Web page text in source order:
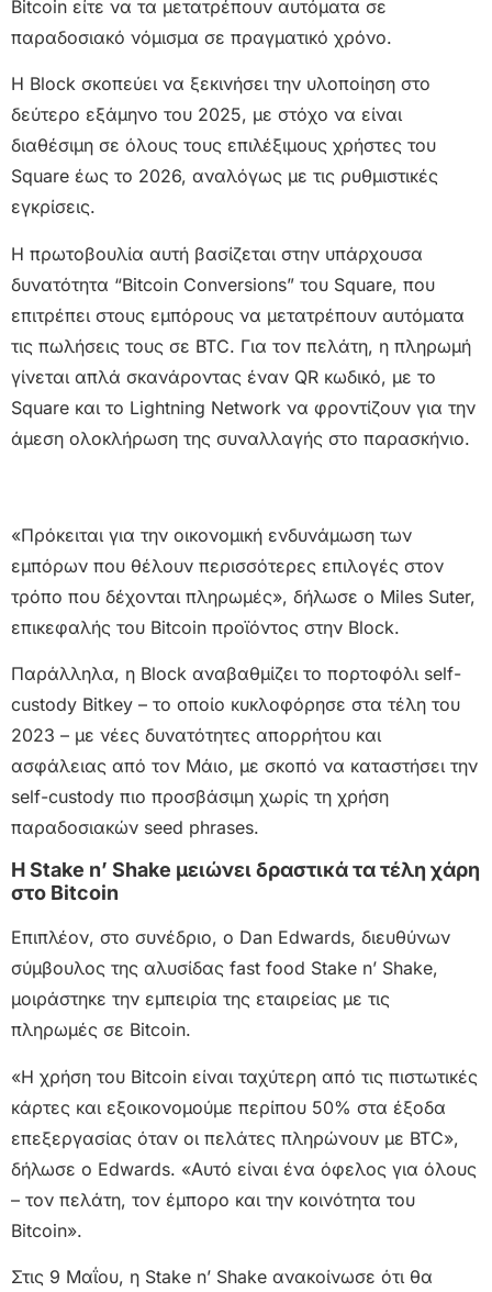
Bitcoin είτε να τα μετατρέπουν αυτόματα σε
παραδοσιακό νόμισμα σε πραγματικό χρόνο.
Η Block σκοπεύει να ξεκινήσει την υλοποίηση στο
δεύτερο εξάμηνο του 2025, με στόχο να είναι
διαθέσιμη σε όλους τους επιλέξιμους χρήστες του
Square έως το 2026, αναλόγως με τις ρυθμιστικές
εγκρίσεις.
Η πρωτοβουλία αυτή βασίζεται στην υπάρχουσα
δυνατότητα “Bitcoin Conversions” του Square, που
επιτρέπει στους εμπόρους να μετατρέπουν αυτόματα
τις πωλήσεις τους σε BTC. Για τον πελάτη, η πληρωμή
γίνεται απλά σκανάροντας έναν QR κωδικό, με το
Square και το Lightning Network να φροντίζουν για την
άμεση ολοκλήρωση της συναλλαγής στο παρασκήνιο.
«Πρόκειται για την οικονομική ενδυνάμωση των
εμπόρων που θέλουν περισσότερες επιλογές στον
τρόπο που δέχονται πληρωμές», δήλωσε ο Miles Suter,
επικεφαλής του Bitcoin προϊόντος στην Block.
Παράλληλα, η Block αναβαθμίζει το πορτοφόλι self-
custody Bitkey – το οποίο κυκλοφόρησε στα τέλη του
2023 – με νέες δυνατότητες απορρήτου και
ασφάλειας από τον Μάιο, με σκοπό να καταστήσει την
self-custody πιο προσβάσιμη χωρίς τη χρήση
παραδοσιακών seed phrases.
Η Stake n’ Shake μειώνει δραστικά τα τέλη χάρη
στο Bitcoin
Επιπλέον, στο συνέδριο, ο Dan Edwards, διευθύνων
σύμβουλος της αλυσίδας fast food Stake n’ Shake,
μοιράστηκε την εμπειρία της εταιρείας με τις
πληρωμές σε Bitcoin.
«Η χρήση του Bitcoin είναι ταχύτερη από τις πιστωτικές
κάρτες και εξοικονομούμε περίπου 50% στα έξοδα
επεξεργασίας όταν οι πελάτες πληρώνουν με BTC»,
δήλωσε ο Edwards. «Αυτό είναι ένα όφελος για όλους
– τον πελάτη, τον έμπορο και την κοινότητα του
Bitcoin».
Στις 9 Μαΐου, η Stake n’ Shake ανακοίνωσε ότι θα